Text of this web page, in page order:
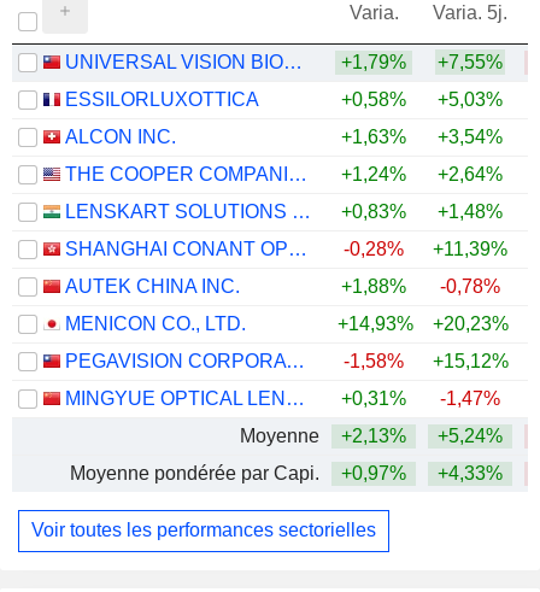
Varia. Varia. 5j.
UNIVERSAL VISION BIOTECHNOLOGY CO., LTD. +1,79% +7,55%
ESSILORLUXOTTICA
+0,58% +5,03%
ALCON INC.
+1,63% +3,54%
THE COOPER COMPANIES, INC.
+1,24% +2,64%
LENSKART SOLUTIONS LIMITED
+0,83%
+1,48%
SHANGHAI CONANT OPTICAL CO., LTD.
-0,28% +11,39%
AUTEK CHINA INC.
+1,88% -0,78%
MENICON CO., LTD.
+14,93% +20,23%
PEGAVISION CORPORATION
-1,58% +15,12%
MINGYUE OPTICAL LENS CO.,LTD.
+0,31% -1,47%
Moyenne
+2,13% +5,24%
Moyenne pondérée par Capi.
+0,97% +4,33%
Voir toutes les performances sectorielles